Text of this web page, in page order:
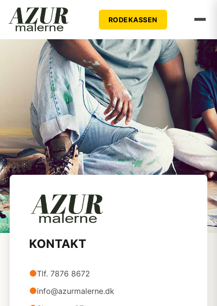
RODEKASSEN
KONTAKT
●Tlf. 7876 8672
●info@azurmalerne.dk